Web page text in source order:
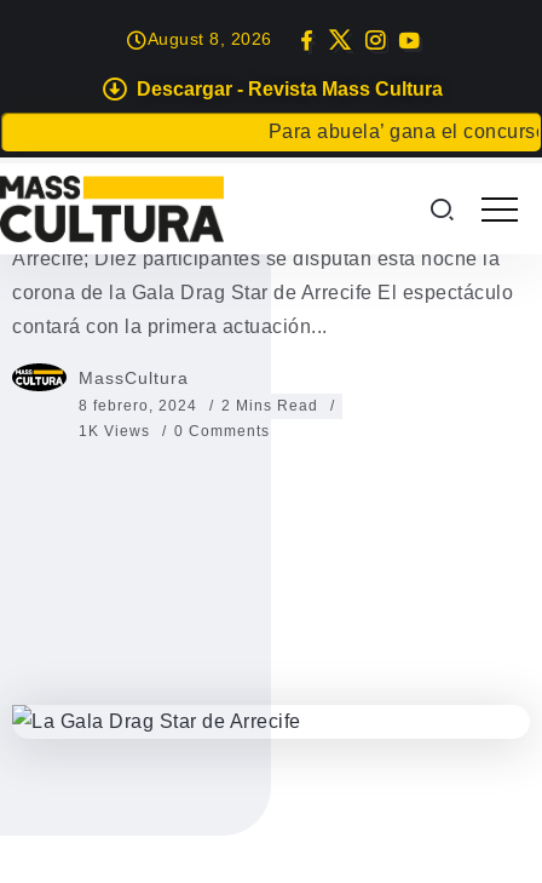
Descargar - Revista Mass Cultura
Para abuela’ gana el concurso
August 8, 2026
EVENTOS
La Gala Drag Star de Arrecife
La Gala Drag Star de Arrecife La Gala Drag Star de
Arrecife; Diez participantes se disputan esta noche la
corona de la Gala Drag Star de Arrecife El espectáculo
contará con la primera actuación...
MassCultura
8 febrero, 2024
2 Mins Read
1K Views
0 Comments